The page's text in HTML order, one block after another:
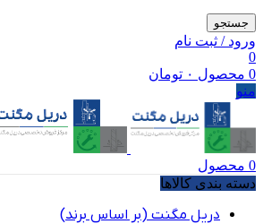
جستجو
ورود / ثبت نام
0
0 محصول ۰ تومان
منو
0 محصول
دسته بندی کالاها
دریل مگنت (بر اساس برند)